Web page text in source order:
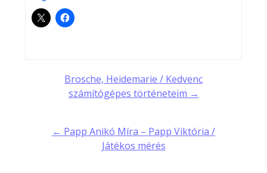
PostBrosche, Heidemarie / Kedvenc
számítógépes történeteim →
← Papp Anikó Míra – Papp Viktória /
Játékos mérés